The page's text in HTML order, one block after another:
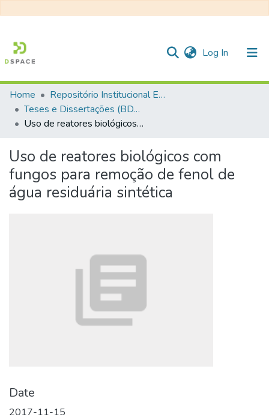
Log In (current)
Communities & Collections
All of DSpace
Statistics
Home
Repositório Institucional EESC
Teses e Dissertações (BDTD USP)
Uso de reatores biológicos com fungos para remoção de fenol de água residuária sintética
Uso de reatores biológicos com
fungos para remoção de fenol de
água residuária sintética
Date
2017-11-15